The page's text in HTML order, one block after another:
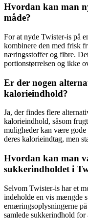
Hvordan kan man
måde?
For at nyde Twister-is på
kombinere den med frisk
næringsstoffer og fibre.
portionstørrelsen og ikke
Er der nogen
kalorieindhold?
Ja, der findes flere
kalorieindhold, såsom
muligheder kan være gode
deres kalorieindtag, men
Hvordan kan man
sukkerindholdet i
Selvom Twister-is har et
indeholde en vis mængde
ernæringsoplysningerne
samlede sukkerindhold for